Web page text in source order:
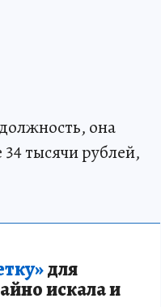
она
тысячи рублей,
для
искала и